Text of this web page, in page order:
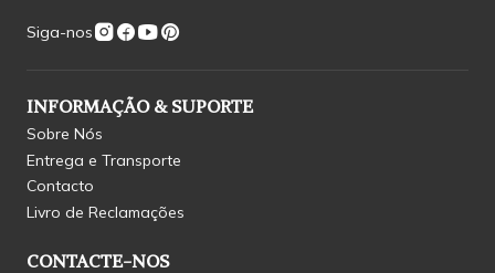
Siga-nos
INFORMAÇÃO & SUPORTE
Sobre Nós
Entrega e Transporte
Contacto
Livro de Reclamações
CONTACTE-NOS